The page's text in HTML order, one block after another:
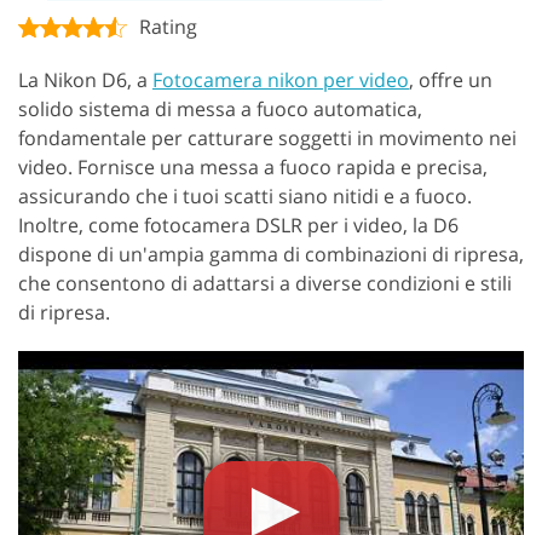
Rating
La Nikon D6, a Fotocamera nikon per video, offre un
solido sistema di messa a fuoco automatica,
fondamentale per catturare soggetti in movimento nei
video. Fornisce una messa a fuoco rapida e precisa,
assicurando che i tuoi scatti siano nitidi e a fuoco.
Inoltre, come fotocamera DSLR per i video, la D6
dispone di un'ampia gamma di combinazioni di ripresa,
che consentono di adattarsi a diverse condizioni e stili
di ripresa.